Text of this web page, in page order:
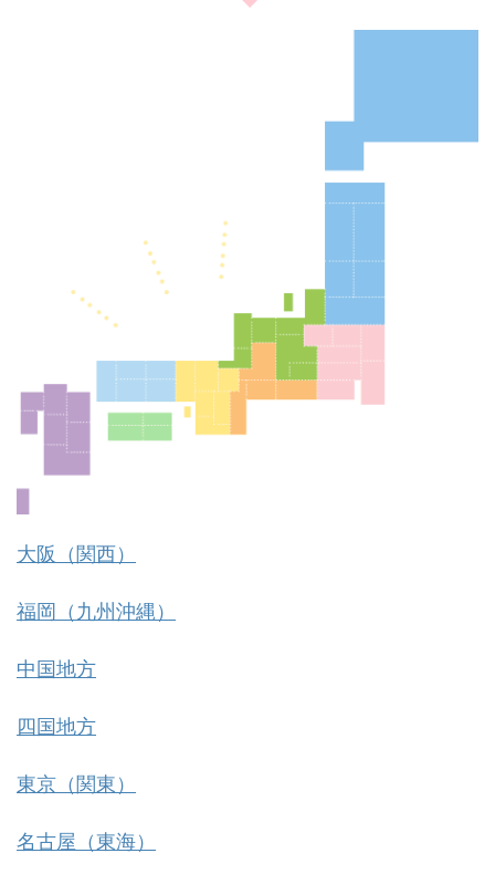
大阪（関西）
福岡（九州沖縄）
中国地方
四国地方
東京（関東）
名古屋（東海）